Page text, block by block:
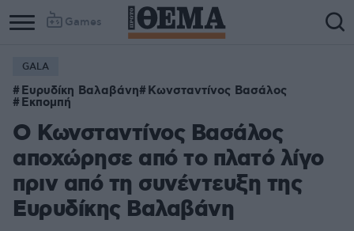
Games
GALA
Ευρυδίκη Βαλαβάνη Κωνσταντίνος Βασάλος
Εκπομπή
Ο Κωνσταντίνος Βασάλος
αποχώρησε από το πλατό λίγο
πριν από τη συνέντευξη της
Ευρυδίκης Βαλαβάνη